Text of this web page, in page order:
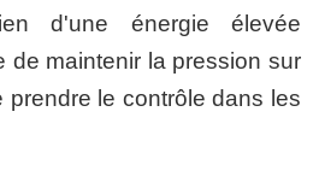
d'une énergie élevée
de maintenir la pression sur
prendre le contrôle dans les